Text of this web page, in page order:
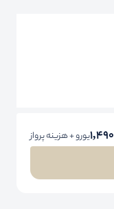
1,490یورو + هزینه پرواز